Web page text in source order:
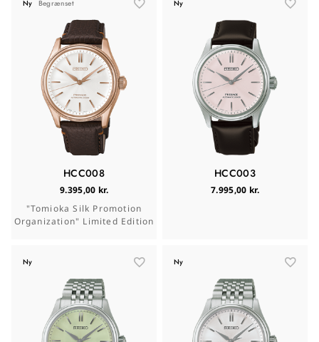
Ny Begrænset
HCC008
9.395,00 kr.
"Tomioka Silk Promotion
Organization" Limited Edition
Ny
HCC003
7.995,00 kr.
Ny Ny